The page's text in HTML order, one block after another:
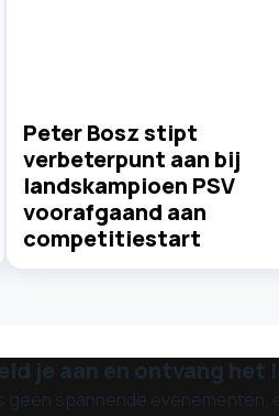
Peter Bosz stipt
verbeterpunt aan bij
landskampioen PSV
voorafgaand aan
competitiestart
je aan en ontvang
geen spannende